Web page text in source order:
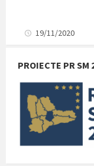
19/11/2020
PROIECTE PR SM